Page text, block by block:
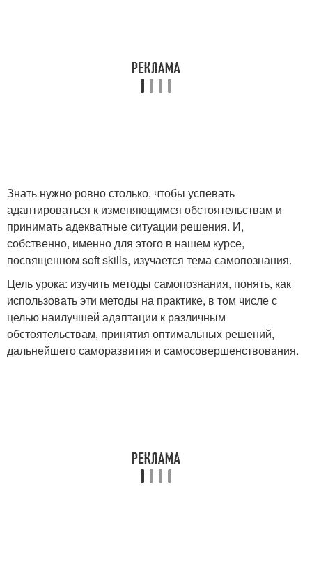
Знать нужно ровно столько, чтобы успевать
адаптироваться к изменяющимся обстоятельствам и
принимать адекватные ситуации решения. И,
собственно, именно для этого в нашем курсе,
посвященном soft skills, изучается тема самопознания.
Цель урока: изучить методы самопознания, понять, как
использовать эти методы на практике, в том числе с
целью наилучшей адаптации к различным
обстоятельствам, принятия оптимальных решений,
дальнейшего саморазвития и самосовершенствования.